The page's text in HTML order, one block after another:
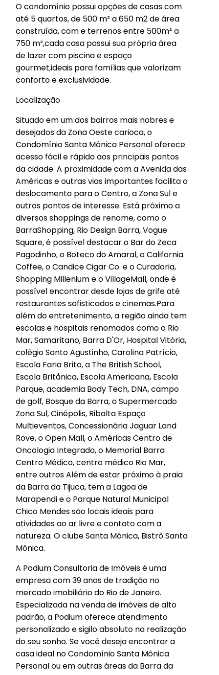
O condomínio possui opções de casas com
até 5 quartos, de 500 m² a 650 m2 de área
construída, com e terrenos entre 500m² a
750 m²,cada casa possui sua própria área
de lazer com piscina e espaço
gourmet,ideais para famílias que valorizam
conforto e exclusividade.
Localização
Situado em um dos bairros mais nobres e
desejados da Zona Oeste carioca, o
Condomínio Santa Mônica Personal oferece
acesso fácil e rápido aos principais pontos
da cidade. A proximidade com a Avenida das
Américas e outras vias importantes facilita o
deslocamento para o Centro, a Zona Sul e
outros pontos de interesse. Está próximo a
diversos shoppings de renome, como o
BarraShopping, Rio Design Barra, Vogue
Square, é possível destacar o Bar do Zeca
Pagodinho, o Boteco do Amaral, o California
Coffee, o Candice Cigar Co. e o Curadoria,
Shopping Millenium e o VillageMall, onde é
possível encontrar desde lojas de grife até
restaurantes sofisticados e cinemas.Para
além do entretenimento, a região ainda tem
escolas e hospitais renomados como o Rio
Mar, Samaritano, Barra D'Or, Hospital Vitória,
colégio Santo Agustinho, Carolina Patrício,
Escola Faria Brito, a The British School,
Escola Britånica, Escola Americana, Escola
Parque, academia Body Tech, DNA, campo
de golf, Bosque da Barra, o Supermercado
Zona Sul, Cinépolis, Ribalta Espaço
Multieventos, Concessionária Jaguar Land
Rove, o Open Mall, o Américas Centro de
Oncologia Integrado, o Memorial Barra
Centro Médico, centro médico Rio Mar,
entre outros Além de estar próximo à praia
da Barra da Tijuca, tem a Lagoa de
Marapendi e o Parque Natural Municipal
Chico Mendes são locais ideais para
atividades ao ar livre e contato com a
natureza. O clube Santa Mônica, Bistrô Santa
Mônica.
A Podium Consultoria de Imóveis é uma
empresa com 39 anos de tradição no
mercado imobiliário do Rio de Janeiro.
Especializada na venda de imóveis de alto
padrão, a Podium oferece atendimento
personalizado e sigilo absoluto na realização
do seu sonho. Se você deseja encontrar a
casa ideal no Condomínio Santa Mônica
Personal ou em outras áreas da Barra da